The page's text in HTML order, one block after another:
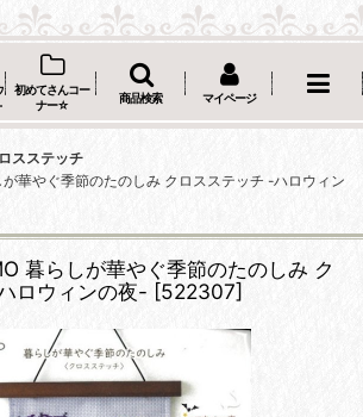
初めてさんコー
ナー☆
商品検索 マイページ
スステッチ
華やぐ季節のたのしみ クロスステッチ -ハロウィン
暮らしが華やぐ季節のたのしみ ク
ロウィンの夜- [522307]